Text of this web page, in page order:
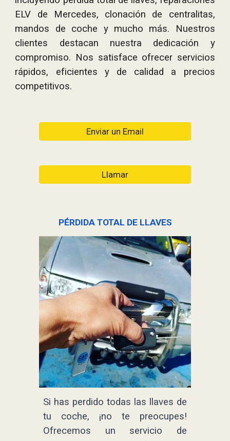
ELV de Mercedes, clonación de centralitas,
mandos de coche y mucho más. Nuestros
clientes destacan nuestra dedicación y
compromiso. Nos satisface ofrecer servicios
rápidos, eficientes y de calidad a precios
competitivos.
Enviar un Email
Llamar
PÉRDIDA TOTAL DE LLAVES
Si has perdido todas las llaves de
tu coche, ¡no te preocupes!
Ofrecemos un servicio de